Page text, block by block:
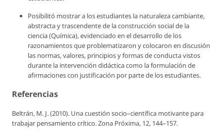
Posibilitó mostrar a los estudiantes la naturaleza cambiante,
abstracta y trascendente de la construcción social de la
ciencia (Química), evidenciado en el desarrollo de los
razonamientos que problematizaron y colocaron en discusión
las normas, valores, principios y formas de conducta vistos
durante la intervención didáctica como la formulación de
afirmaciones con justificación por parte de los estudiantes.
Referencias
Beltrán, M. J. (2010). Una cuestión socio–científica motivante para
trabajar pensamiento crítico.Zona Próxima, 12, 144–157.